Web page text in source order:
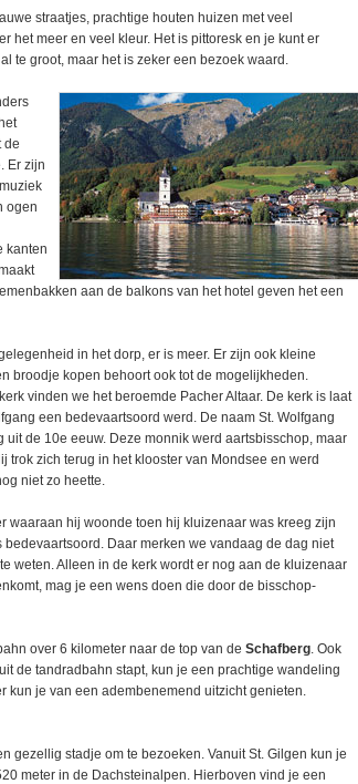
straatjes, prachtige houten huizen met veel
het meer en veel kleur. Het is pittoresk en je kunt er
te groot, maar het is zeker een bezoek waard.
de
Er zijn
ogen
kanten
aan de balkons van het hotel geven het een
in het dorp, er is meer. Er zijn ook kleine
broodje kopen behoort ook tot de mogelijkheden.
vinden we het beroemde Pacher Altaar. De kerk is laat
een bedevaartsoord werd. De naam St. Wolfgang
de 10e eeuw. Deze monnik werd aartsbisschop, maar
trok zich terug in het klooster van Mondsee en werd
niet zo heette.
waaraan hij woonde toen hij kluizenaar was kreeg zijn
Daar merken we vandaag de dag niet
weten. Alleen in de kerk wordt er nog aan de kluizenaar
mag je een wens doen die door de bisschop-
over 6 kilometer naar de top van de Schafberg. Ook
de tandradbahn stapt, kun je een prachtige wandeling
kun je van een adembenemend uitzicht genieten.
gezellig stadje om te bezoeken. Vanuit St. Gilgen kun je
meter in de Dachsteinalpen. Hierboven vind je een